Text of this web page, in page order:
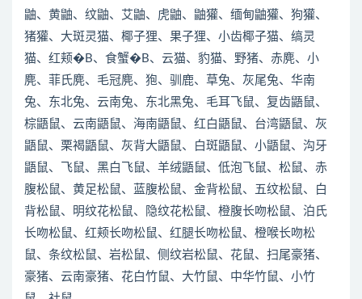
鼬、黄鼬、纹鼬、艾鼬、虎鼬、鼬獾、缅甸鼬獾、狗獾、
猪獾、大斑灵猫、椰子狸、果子狸、小齿椰子猫、缟灵
猫、红颊�B、食蟹�B、云猫、豹猫、野猪、赤麂、小
麂、菲氏麂、毛冠麂、狍、驯鹿、草兔、灰尾兔、华南
兔、东北兔、云南兔、东北黑兔、毛耳飞鼠、复齿鼯鼠、
棕鼯鼠、云南鼯鼠、海南鼯鼠、红白鼯鼠、台湾鼯鼠、灰
鼯鼠、栗褐鼯鼠、灰背大鼯鼠、白斑鼯鼠、小鼯鼠、沟牙
鼯鼠、飞鼠、黑白飞鼠、羊绒鼯鼠、低泡飞鼠、松鼠、赤
腹松鼠、黄足松鼠、蓝腹松鼠、金背松鼠、五纹松鼠、白
背松鼠、明纹花松鼠、隐纹花松鼠、橙腹长吻松鼠、泊氏
长吻松鼠、红颊长吻松鼠、红腿长吻松鼠、橙喉长吻松
鼠、条纹松鼠、岩松鼠、侧纹岩松鼠、花鼠、扫尾豪猪、
豪猪、云南豪猪、花白竹鼠、大竹鼠、中华竹鼠、小竹